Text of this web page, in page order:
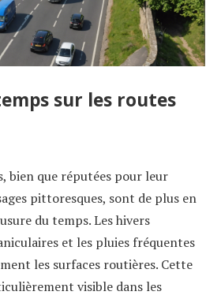
sur les routes
bien que réputées pour leur
pittoresques, sont de plus en
du temps. Les hivers
et les pluies fréquentes
les surfaces routières. Cette
visible dans les